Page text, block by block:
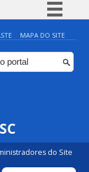
BR
Canais
MAPA DO SITE
do Site